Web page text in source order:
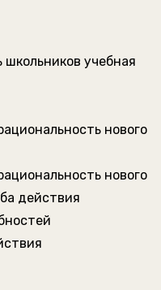
учебная
нового
нового
действия